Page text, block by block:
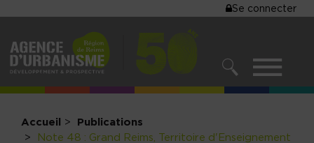
contenu
principal
MENU
DE
Se connecter
MENU
Accueil Publications
Note 48 : Grand Reims, Territoire d'Enseignement